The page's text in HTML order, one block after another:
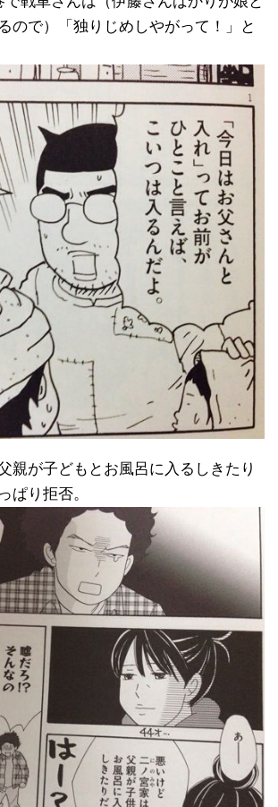
ので）「独りじめしやがって！」と
親が子どもとお風呂に入るしきたり
ぱり拒否。